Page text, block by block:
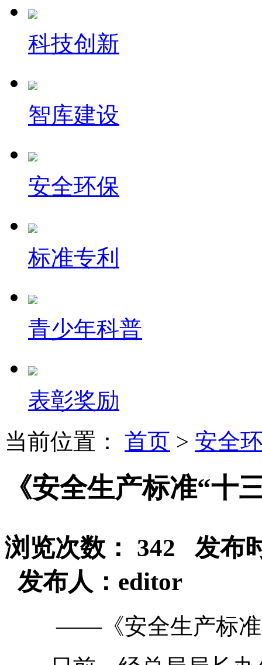
科技创新
智库建设
安全环保
标准专利
青少年科普
表彰奖励
当前位置：
首页 > 安全
《安全生产标准“十
浏览次数： 342 发布
发布人：editor
——《安全生产标准“